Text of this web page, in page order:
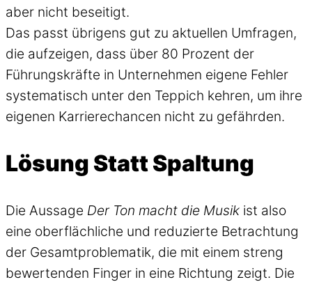
aber nicht beseitigt.
Das passt übrigens gut zu aktuellen Umfragen,
die aufzeigen, dass über 80 Prozent der
Führungskräfte in Unternehmen eigene Fehler
systematisch unter den Teppich kehren, um ihre
eigenen Karrierechancen nicht zu gefährden.
Lösung Statt Spaltung
Die Aussage Der Ton macht die Musik ist also
eine oberflächliche und reduzierte Betrachtung
der Gesamtproblematik, die mit einem streng
bewertenden Finger in eine Richtung zeigt. Die